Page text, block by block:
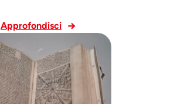
Approfondisci